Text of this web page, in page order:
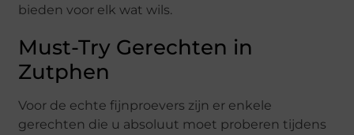
bieden voor elk wat wils.
Must-Try Gerechten in
Zutphen
Voor de echte fijnproevers zijn er enkele
gerechten die u absoluut moet proberen tijdens